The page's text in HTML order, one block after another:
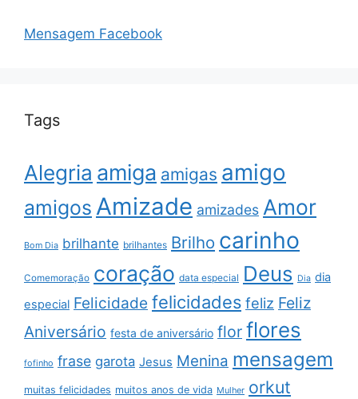
Mensagem Facebook
Tags
Alegria amiga amigas amigo
amigos Amizade amizades Amor
Bom Dia brilhante brilhantes Brilho carinho
Comemoração coração data especial Deus Dia dia
especial Felicidade felicidades feliz Feliz
Aniversário festa de aniversário flor flores
fofinho frase garota Jesus Menina mensagem
muitas felicidades muitos anos de vida Mulher orkut